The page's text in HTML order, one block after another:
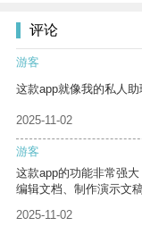
评论
游客
这款app就像我的私人助
2025-11-02
游客
这款app的功能非常强
编辑文档、制作演示文
2025-11-02